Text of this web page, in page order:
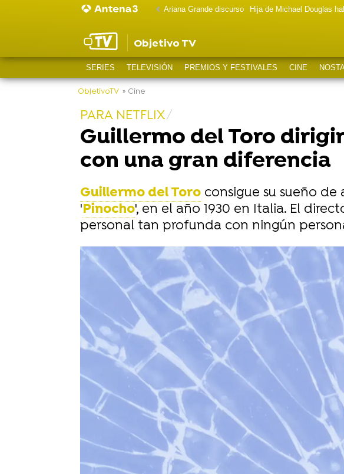
Ariana Grande discurso Hija de Michael Douglas
Objetivo TV
SERIES TELEVISIÓN PREMIOS Y FESTIVALES CINE
ObjetivoTV » Cine
PARA NETFLIX
Guillermo del Toro
con una gran diferencia
Guillermo del Toro consigue su sueño
'Pinocho', en el año 1930 en Italia. El
personal tan profunda con ningún
-